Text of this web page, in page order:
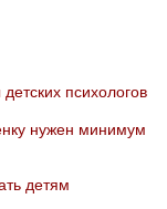
психологов
нужен минимум
детям